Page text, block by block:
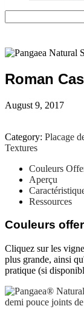
for:
Roman
August 9, 2017
Category: Placage
Textures
Couleurs
Aperçu
Ressources
Couleurs
Cliquez sur les
plus grande, ainsi
pratique (si